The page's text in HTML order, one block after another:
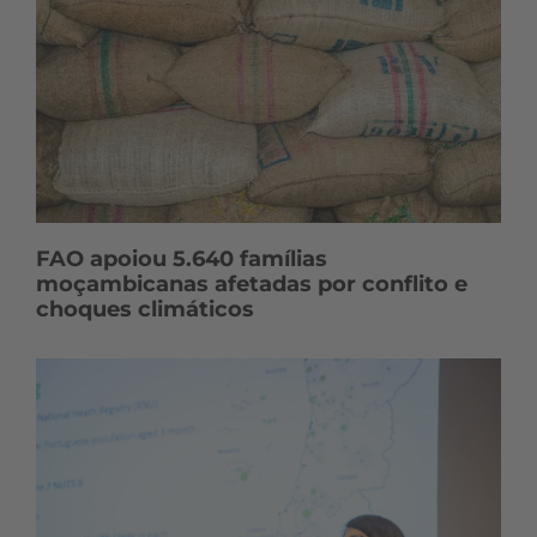
o
s
FAO apoiou 5.640 famílias
moçambicanas afetadas por conflito e
choques climáticos